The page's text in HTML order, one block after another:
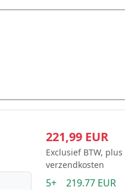
221,99 EUR
Exclusief BTW, plus
verzendkosten
5+ 219.77 EUR